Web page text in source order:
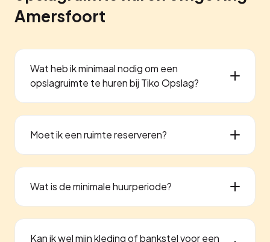
Amersfoort
Wat heb ik minimaal nodig om een
opslagruimte te huren bij Tiko Opslag?
Moet ik een ruimte reserveren?
Wat is de minimale huurperiode?
Kan ik wel mijn kleding of bankstel voor een